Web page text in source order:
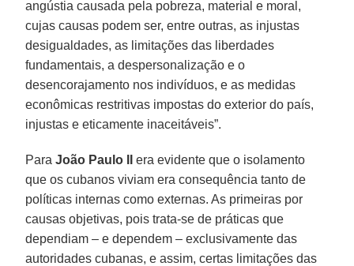
angústia causada pela pobreza, material e moral,
cujas causas podem ser, entre outras, as injustas
desigualdades, as limitações das liberdades
fundamentais, a despersonalização e o
desencorajamento nos indivíduos, e as medidas
econômicas restritivas impostas do exterior do país,
injustas e eticamente inaceitáveis”.
ParaJoão Paulo II
era evidente que o isolamento
que os cubanos viviam era consequência tanto de
políticas internas como externas. As primeiras por
causas objetivas, pois trata-se de práticas que
dependiam – e dependem – exclusivamente das
autoridades cubanas, e assim, certas limitações das